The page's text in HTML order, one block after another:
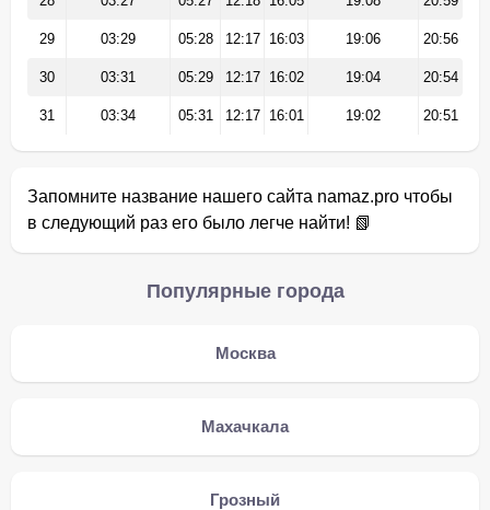
29 03:29 05:28 12:17 16:03 19:06 20:56
30 03:31 05:29 12:17 16:02 19:04 20:54
31 03:34 05:31 12:17 16:01 19:02 20:51
Запомните название нашего сайта namaz.pro чтобы
в следующий раз его было легче найти! 📗
Популярные города
Москва
Махачкала
Грозный